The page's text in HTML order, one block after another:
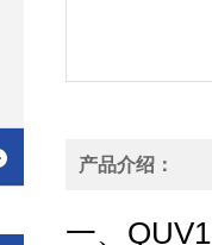
产品介绍：
一、